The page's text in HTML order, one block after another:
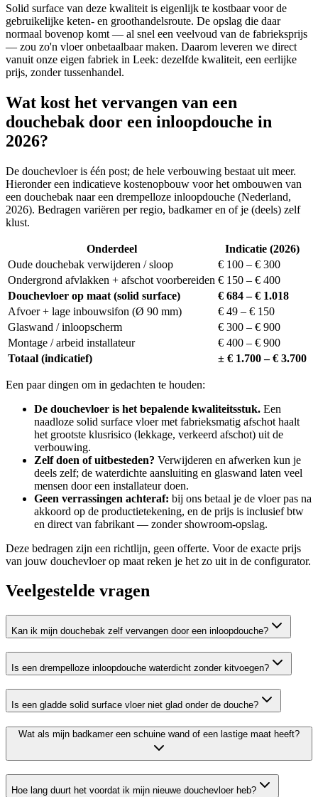
Solid surface van deze kwaliteit is eigenlijk te kostbaar voor de
gebruikelijke keten- en groothandelsroute. De opslag die daar
normaal bovenop komt — al snel een veelvoud van de fabrieksprijs
— zou zo'n vloer onbetaalbaar maken. Daarom leveren we direct
vanuit onze eigen fabriek in Leek: dezelfde kwaliteit, een eerlijke
prijs, zonder tussenhandel.
Wat kost het vervangen van een
douchebak door een inloopdouche in
2026?
De douchevloer is één post; de hele verbouwing bestaat uit meer.
Hieronder een indicatieve kostenopbouw voor het ombouwen van
een douchebak naar een drempelloze inloopdouche (Nederland,
2026). Bedragen variëren per regio, badkamer en of je (deels) zelf
klust.
Onderdeel
Indicatie (2026)
Oude douchebak verwijderen / sloop
€ 100 – € 300
Ondergrond afvlakken + afschot voorbereiden € 150 – € 400
Douchevloer op maat (solid surface)
€ 684 – € 1.018
Afvoer + lage inbouwsifon (Ø 90 mm)
€ 49 – € 150
Glaswand / inloopscherm
€ 300 – € 900
Montage / arbeid installateur
€ 400 – € 900
Totaal (indicatief)
± € 1.700 – € 3.700
Een paar dingen om in gedachten te houden:
De douchevloer is het bepalende kwaliteitsstuk. Een
naadloze solid surface vloer met fabrieksmatig afschot haalt
het grootste klusrisico (lekkage, verkeerd afschot) uit de
verbouwing.
Zelf doen of uitbesteden? Verwijderen en afwerken kun je
deels zelf; de waterdichte aansluiting en glaswand laten veel
mensen door een installateur doen.
Geen verrassingen achteraf: bij ons betaal je de vloer pas na
akkoord op de productietekening, en de prijs is inclusief btw
en direct van fabrikant — zonder showroom-opslag.
Deze bedragen zijn een richtlijn, geen offerte. Voor de exacte prijs
van jouw douchevloer op maat reken je het zo uit in de configurator.
Veelgestelde vragen
Kan ik mijn douchebak zelf vervangen door een inloopdouche?
Is een drempelloze inloopdouche waterdicht zonder kitvoegen?
Is een gladde solid surface vloer niet glad onder de douche?
Wat als mijn badkamer een schuine wand of een lastige maat heeft?
Hoe lang duurt het voordat ik mijn nieuwe douchevloer heb?